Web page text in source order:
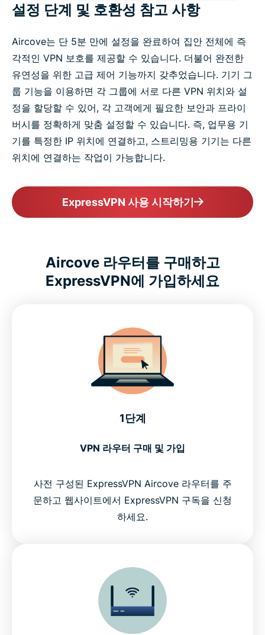
설정 단계 및 호환성 참고 사항
Aircove는 단 5분 만에 설정을 완료하여 집안 전체에 즉
각적인 VPN 보호를 제공할 수 있습니다. 더불어 완전한
유연성을 위한 고급 제어 기능까지 갖추었습니다. 기기 그
룹 기능을 이용하면 각 그룹에 서로 다른 VPN 위치와 설
정을 할당할 수 있어, 각 고객에게 필요한 보안과 프라이
버시를 정확하게 맞춤 설정할 수 있습니다. 즉, 업무용 기
기를 특정한 IP 위치에 연결하고, 스트리밍용 기기는 다른
위치에 연결하는 작업이 가능합니다.
ExpressVPN 사용 시작하기
Aircove 라우터를 구매하고
ExpressVPN에 가입하세요
1단계
VPN 라우터 구매 및 가입
사전 구성된 ExpressVPN Aircove 라우터를 주
문하고 웹사이트에서 ExpressVPN 구독을 신청
하세요.